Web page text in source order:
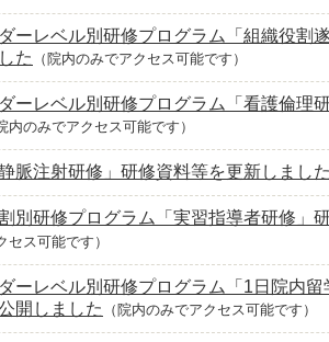
ーレベル別研修プログラム「組織役割
た
（院内のみでアクセス可能です）
ーレベル別研修プログラム「看護倫理
内のみでアクセス可能です）
静脈注射研修」研修資料等を更新しまし
別研修プログラム「実習指導者研修」
セス可能です）
ーレベル別研修プログラム「1日院内
開しました
（院内のみでアクセス可能です）